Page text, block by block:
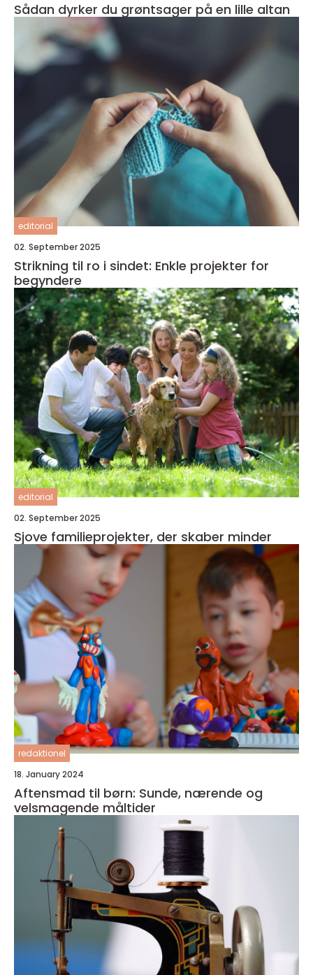
Sådan dyrker du grøntsager på en lille altan
editorial
02. September 2025
Strikning til ro i sindet: Enkle projekter for
begyndere
editorial
02. September 2025
Sjove familieprojekter, der skaber minder
redaktionel
18. January 2024
Aftensmad til børn: Sunde, nærende og
velsmagende måltider